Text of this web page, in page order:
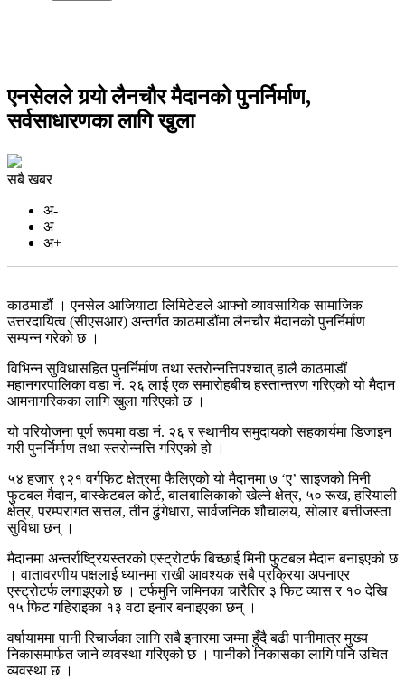
एनसेलले गर्‍यो लैनचौर मैदानको पुनर्निर्माण,
सर्वसाधारणका लागि खुला
सबै खबर
अ-
अ
अ+
काठमाडौं । एनसेल आजियाटा लिमिटेडले आफ्नो व्यावसायिक सामाजिक
उत्तरदायित्व (सीएसआर) अन्तर्गत काठमाडौंमा लैनचौर मैदानको पुनर्निर्माण
सम्पन्न गरेको छ ।
विभिन्न सुविधासहित पुनर्निर्माण तथा स्तरोन्नत्तिपश्चात् हालै काठमाडौं
महानगरपालिका वडा नं. २६ लाई एक समारोहबीच हस्तान्तरण गरिएको यो मैदान
आमनागरिकका लागि खुला गरिएको छ ।
यो परियोजना पूर्ण रूपमा वडा नं. २६ र स्थानीय समुदायको सहकार्यमा डिजाइन
गरी पुनर्निर्माण तथा स्तरोन्नत्ति गरिएको हो ।
५४ हजार ९२१ वर्गफिट क्षेत्रमा फैलिएको यो मैदानमा ७ ‘ए’ साइजको मिनी
फुटबल मैदान, बास्केटबल कोर्ट, बालबालिकाको खेल्ने क्षेत्र, ५० रूख, हरियाली
क्षेत्र, परम्परागत सत्तल, तीन ढुंगेधारा, सार्वजनिक शौचालय, सोलार बत्तीजस्ता
सुविधा छन् ।
मैदानमा अन्तर्राष्ट्रियस्तरको एस्ट्रोटर्फ बिच्छाई मिनी फुटबल मैदान बनाइएको छ
। वातावरणीय पक्षलाई ध्यानमा राखी आवश्यक सबै प्रक्रिया अपनाएर
एस्ट्रोटर्फ लगाइएको छ । टर्फमुनि जमिनका चारैतिर ३ फिट व्यास र १० देखि
१५ फिट गहिराइका १३ वटा इनार बनाइएका छन् ।
वर्षायाममा पानी रिचार्जका लागि सबै इनारमा जम्मा हुँदै बढी पानीमात्र मुख्य
निकासमार्फत जाने व्यवस्था गरिएको छ । पानीको निकासका लागि पनि उचित
व्यवस्था छ ।